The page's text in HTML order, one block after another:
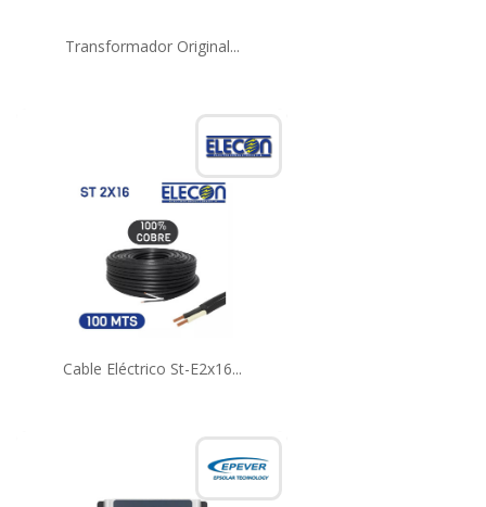
Transformador Original...
Cable Eléctrico St-E2x16...